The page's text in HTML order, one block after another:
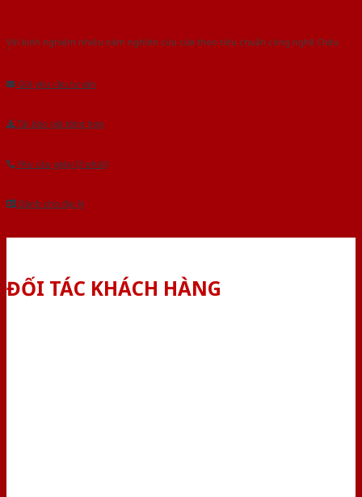
Với kinh nghiệm nhiêu năm nghiên cứu cửa theo tiêu chuẩn công nghệ Châu
Gửi yêu cầu tư vấn
Tải báo giá tổng hợp
Yêu cầu gọi lại (3 phút)
Dành cho đại lý
ĐỐI TÁC KHÁCH HÀNG